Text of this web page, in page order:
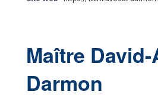
Maître
Darmon